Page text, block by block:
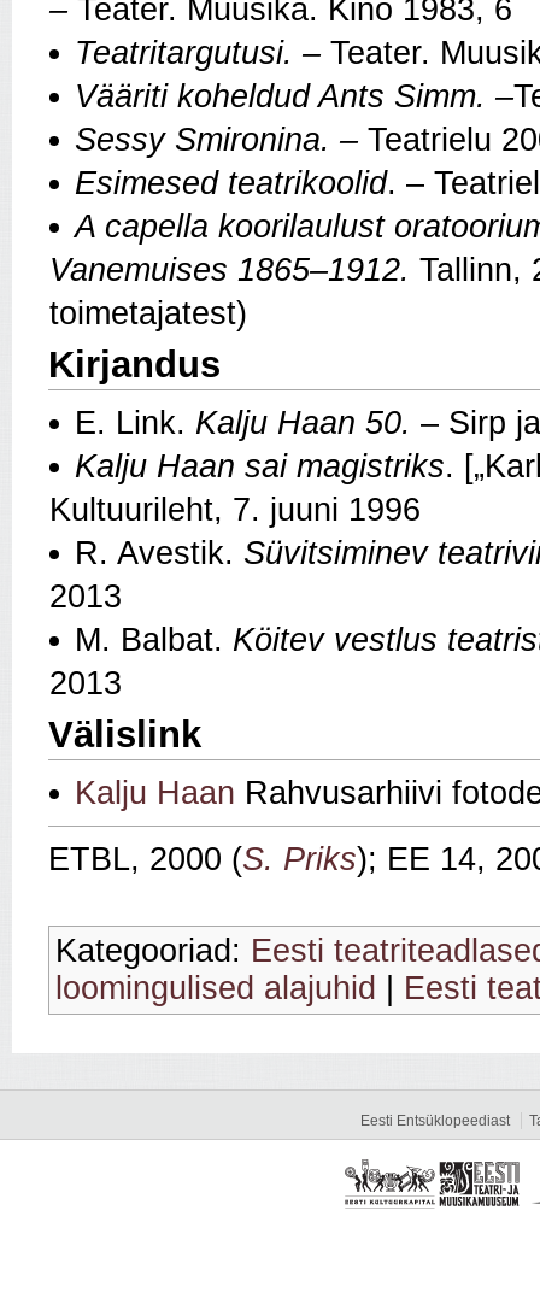
– Teater. Muusika. Kino 1983, 6
Teatritargutusi. – Teater.
Vääriti koheldud Ants Simm. –
Sessy Smironina. – Teatrielu
Esimesed teatrikoolid. –
A capella koorilaulust
Vanemuises 1865–1912. Tallinn,
toimetajatest)
Kirjandus
E. Link. Kalju Haan 50. – Sirp
Kalju Haan sai magistriks.
Kultuurileht, 7. juuni 1996
R. Avestik. Süvitsiminev
2013
M. Balbat. Köitev vestlus
2013
Välislink
Kalju Haan Rahvusarhiivi
ETBL, 2000 (S. Priks); EE 14,
Kategooriad: Eesti
loomingulised alajuhid
Eesti
Eesti Entsüklopeediast